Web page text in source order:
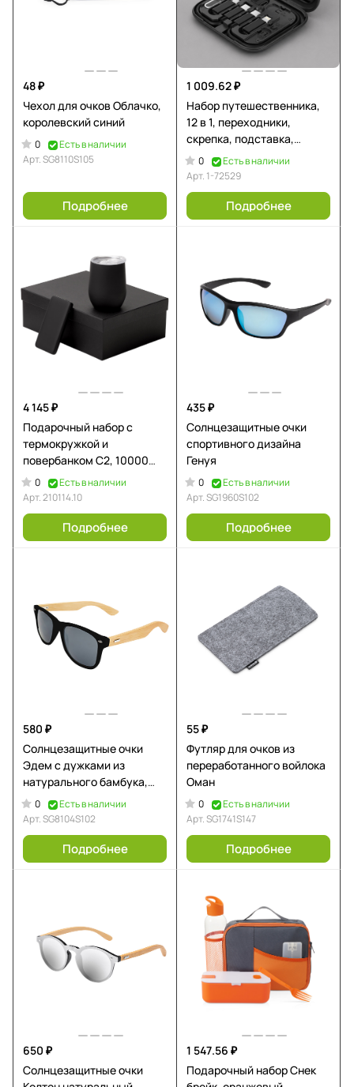
48 ₽
Чехол для очков Облачко,
королевский синий
0
Есть в наличии
Арт.SG8110S105
Подробнее
1 009.62 ₽
Набор путешественника,
12 в 1, переходники,
скрепка, подставка,
зеркало, черный, Deppa
0
Есть в наличии
Арт. 1-72529
Подробнее
4 145 ₽
Подарочный набор с
термокружкой и
повербанком С2, 10000
mAh, черный
0
Есть в наличии
Арт.210114.10
Подробнее
435 ₽
Солнцезащитные очки
спортивного дизайна
Генуя
0
Есть в наличии
Арт.SG1960S102
Подробнее
580 ₽
Солнцезащитные очки
Эдем с дужками из
натурального бамбука,
натуральный/ черный
0
Есть в наличии
Арт.SG8104S102
Подробнее
55 ₽
Футляр для очков из
переработанного войлока
Оман
0
Есть в наличии
Арт.SG1741S147
Подробнее
650 ₽
Солнцезащитные очки
1 547.56 ₽
Подарочный набор Снек